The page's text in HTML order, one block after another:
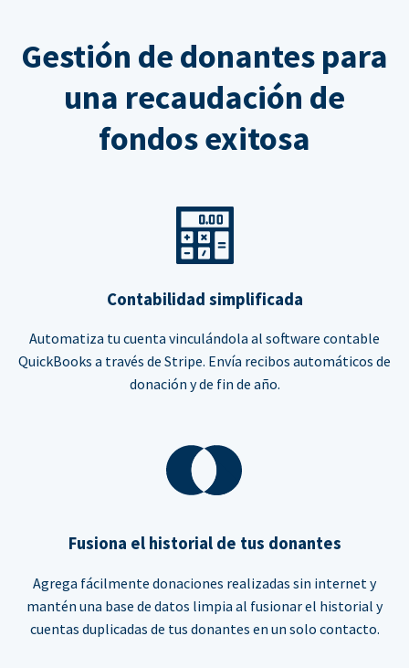
Gestión de donantes para
una recaudación de
fondos exitosa
Contabilidad simplificada
Automatiza tu cuenta vinculándola al software contable
QuickBooks a través de Stripe. Envía recibos automáticos de
donación y de fin de año.
Fusiona el historial de tus donantes
Agrega fácilmente donaciones realizadas sin internet y
mantén una base de datos limpia al fusionar el historial y
cuentas duplicadas de tus donantes en un solo contacto.